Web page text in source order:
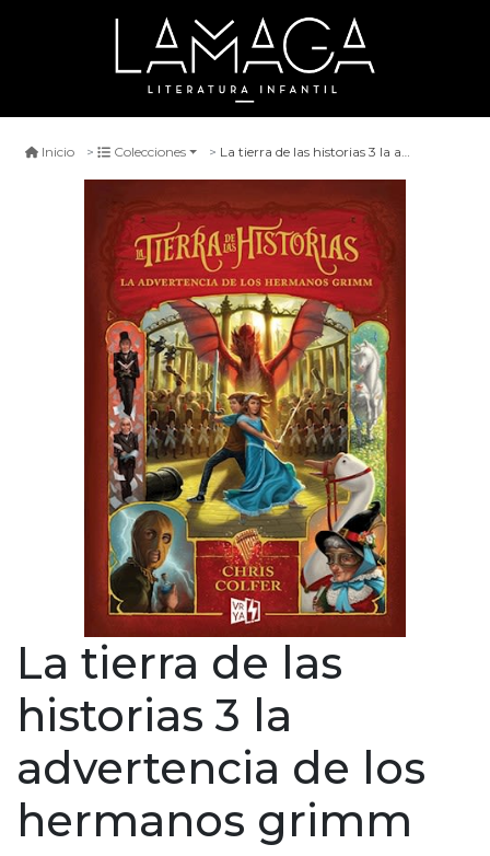
Inicio Colecciones La tierra de las historias 3 la advertencia de los hermanos grimm
La tierra de las
historias 3 la
advertencia de los
hermanos grimm